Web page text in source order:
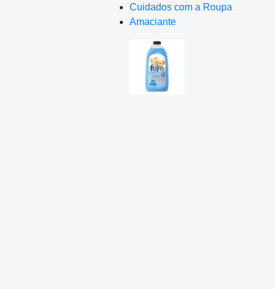
Cuidados com a Roupa
Amaciante